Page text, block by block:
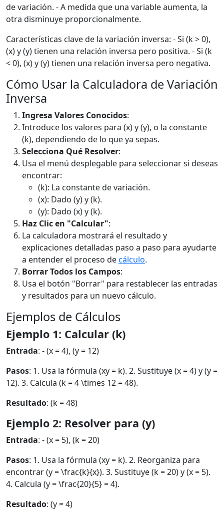
de variación. - A medida que una variable aumenta, la
otra disminuye proporcionalmente.
Características clave de la variación inversa: - Si (k > 0),
(x) y (y) tienen una relación inversa pero positiva. - Si (k
< 0), (x) y (y) tienen una relación inversa pero negativa.
Cómo Usar la Calculadora de Variación
Inversa
Ingresa Valores Conocidos:
Introduce los valores para (x) y (y), o la constante
(k), dependiendo de lo que ya sepas.
Selecciona Qué Resolver:
Usa el menú desplegable para seleccionar si deseas
encontrar:
(k): La constante de variación.
(x): Dado (y) y (k).
(y): Dado (x) y (k).
Haz Clic en "Calcular":
La calculadora mostrará el resultado y
explicaciones detalladas paso a paso para ayudarte
a entender el proceso decálculo.
Borrar Todos los Campos:
Usa el botón "Borrar" para restablecer las entradas
y resultados para un nuevo cálculo.
Ejemplos de Cálculos
Ejemplo 1: Calcular (k)
Entrada: - (x = 4), (y = 12)
Pasos: 1. Usa la fórmula (xy = k). 2. Sustituye (x = 4) y (y =
12). 3. Calcula (k = 4 \times 12 = 48).
Resultado: (k = 48)
Ejemplo 2: Resolver para (y)
Entrada: - (x = 5), (k = 20)
Pasos: 1. Usa la fórmula (xy = k). 2. Reorganiza para
encontrar (y = \frac{k}{x}). 3. Sustituye (k = 20) y (x = 5).
4. Calcula (y = \frac{20}{5} = 4).
Resultado: (y = 4)